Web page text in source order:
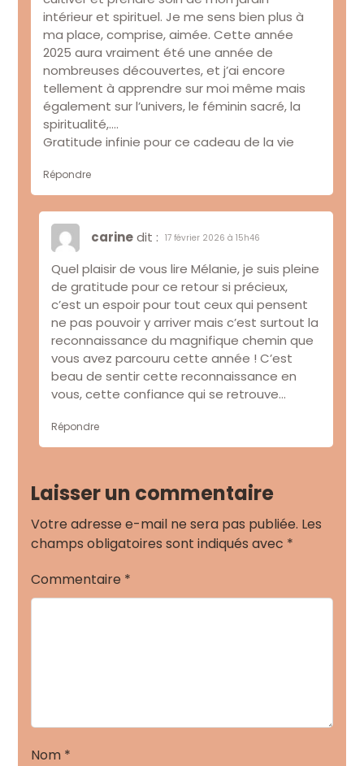
intérieur et spirituel. Je me sens bien plus à
ma place, comprise, aimée. Cette année
2025 aura vraiment été une année de
nombreuses découvertes, et j’ai encore
tellement à apprendre sur moi même mais
également sur l’univers, le féminin sacré, la
spiritualité,….
Gratitude infinie pour ce cadeau de la vie
Répondre
carine dit : 17 février 2026 à 15h46
Quel plaisir de vous lire Mélanie, je suis pleine
de gratitude pour ce retour si précieux,
c’est un espoir pour tout ceux qui pensent
ne pas pouvoir y arriver mais c’est surtout la
reconnaissance du magnifique chemin que
vous avez parcouru cette année ! C’est
beau de sentir cette reconnaissance en
vous, cette confiance qui se retrouve…
Répondre
Laisser un commentaire
Votre adresse e-mail ne sera pas publiée. Les
champs obligatoires sont indiqués avec *
Commentaire *
Nom *